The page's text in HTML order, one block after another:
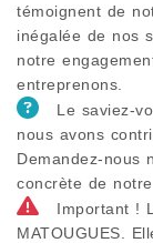
témoignent de
inégalée de nos
notre
entreprenons.
Le saviez-
nous avons
Demandez-nous
concrète de notre
Important !
MATOUGUES.